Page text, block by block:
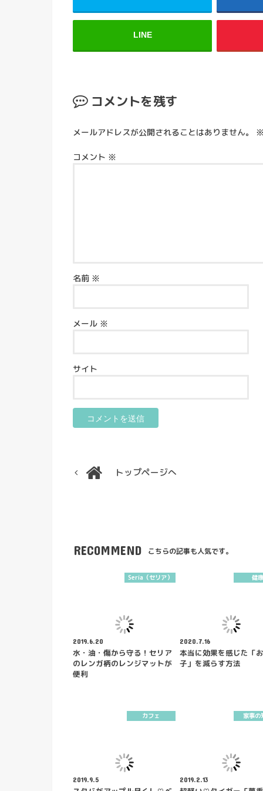
LINE
コメントを残す
メールアドレスが公開されることはありません。
コメント ※
名前 ※
メール ※
サイト
トップページへ
RECOMMEND こちらの記事も人気です。
Seria（セリア）
2019.6.20
水・油・傷から守る！セリア
のレンガ柄のレンジマットが
便利
健
2020.7.16
本当に効果を感じた「
子」を減らす方法
カフェ
2019.9.5
家事の
2019.2.13